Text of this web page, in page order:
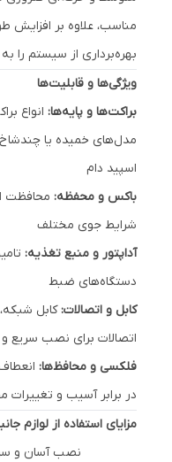
مناسب، علاوه بر
بهره‌برداری از سیستم
ویژگی‌ها و قابلیت‌ها
براکت‌ها و پایه‌ها: انواع
مدل‌های خمیده یا
اسپید دام
باکس و محفظه: محافظت
شرایط جوی مختلف
آداپتور و منبع تغذیه:
دستگاه‌های ضبط
کابل و اتصالات:کابل
اتصالات برای نصب سریع
فلکسی و محافظ‌ها:
در برابر آسیب و تغییرات
مزایای استفاده از لوازم
نصب آسان و